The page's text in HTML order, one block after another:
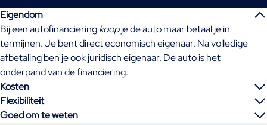
Eigendom
Bij een autofinancieringkoopje de auto maar betaal je in
termijnen. Je bent direct economisch eigenaar. Na volledige
afbetaling ben je ook juridisch eigenaar. De auto is het
onderpand van de financiering.
Kosten
Flexibiliteit
Goed om te weten